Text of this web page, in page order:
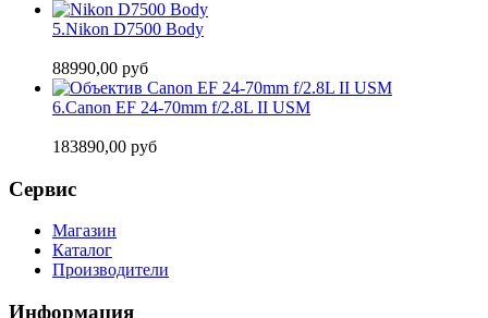
5.Nikon D7500 Body
88990,00 руб
6.Canon EF 24-70mm f/2.8L II USM
183890,00 руб
Сервис
Магазин
Каталог
Производители
Информация